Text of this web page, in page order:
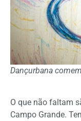
Dançurbana
O que não faltam
Campo Grande.